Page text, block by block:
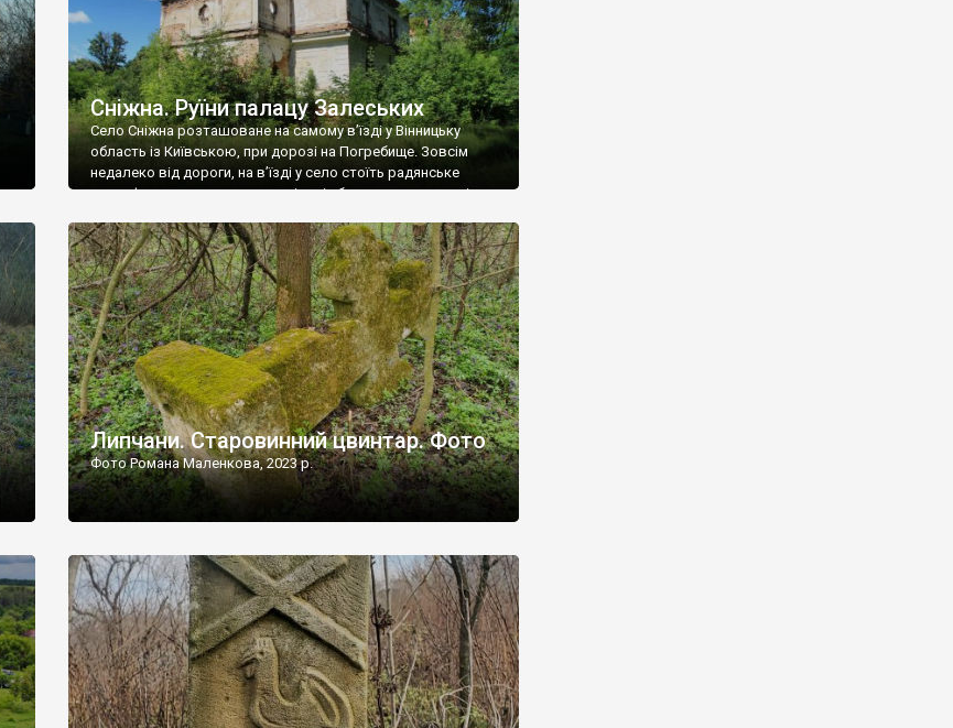
Сніжна. Руїни палацу Залеських
Село Сніжна розташоване на самому в’їзді у Вінницьку
область із Київською, при дорозі на Погребище. Зовсім
недалеко від дороги, на в’їзді у село стоїть радянське
рельєфне пано, яке показує жінку і яблуню, а трохи далі,
дороги їх не видно, але видно дві стареньких колії у траві –
[…]
Липчани. Старовинний цвинтар. Фото
Фото Романа Маленкова, 2023 р.